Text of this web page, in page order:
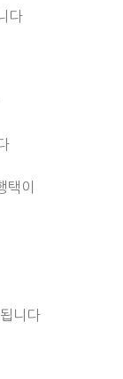
다
택이
니다